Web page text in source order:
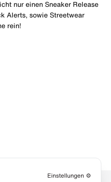
nur einen Sneaker Release
Alerts, sowie Streetwear
rein!
Einstellungen ⚙️